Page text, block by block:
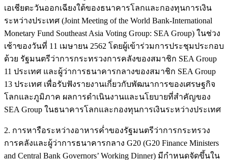
เอเชียตะวันออกเฉียงใต้ของธนาคารโลกและกองทุนการเงิน
ระหว่างประเทศ (Joint Meeting of the World Bank-International
Monetary Fund Southeast Asia Voting Group: SEA Group) ในช่วง
เช้าของวันที่ 11 เมษายน 2562 โดยผู้เข้าร่วมการประชุมประกอบ
ด้วย รัฐมนตรีว่าการกระทรวงการคลังของสมาชิก SEA Group
11 ประเทศ และผู้ว่าการธนาคารกลางของสมาชิก SEA Group
13 ประเทศ เพื่อรับฟังรายงานเกี่ยวกับพัฒนาการของเศรษฐกิจ
โลกและภูมิภาค ผลการดำเนินงานและนโยบายที่สำคัญของ
SEA Group ในธนาคารโลกและกองทุนการเงินระหว่างประเทศ
2. การหารือระหว่างอาหารค่ำของรัฐมนตรีว่าการกระทรวง
การคลังและผู้ว่าการธนาคารกลาง G20 (G20 Finance Ministers
and Central Bank Governors’ Working Dinner) มีกำหนดจัดขึ้นใน